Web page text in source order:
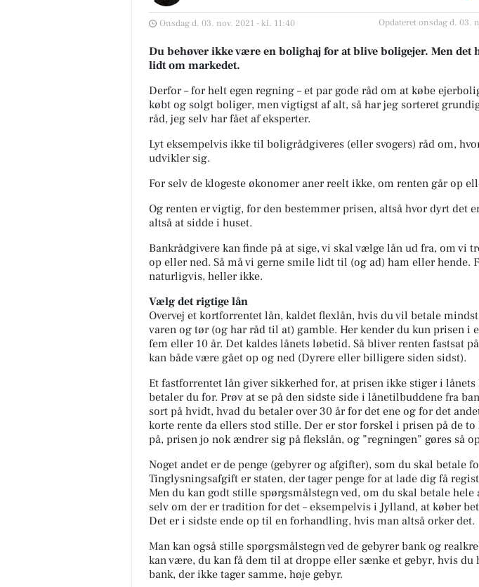
Onsdag d. 03. nov. 2021 - kl. 11:40 Opdateret onsdag d. 03.
Du behøver ikke være en bolighaj for at blive boligejer. Men det
lidt om markedet.
Derfor – for helt egen regning – et par gode råd om at købe
købt og solgt boliger, men vigtigst af alt, så har jeg sorteret
råd, jeg selv har fået af eksperter.
Lyt eksempelvis ikke til boligrådgiveres (eller svogers) råd om,
udvikler sig.
For selv de klogeste økonomer aner reelt ikke, om renten går op
Og renten er vigtig, for den bestemmer prisen, altså hvor dyrt det
altså at sidde i huset.
Bankrådgivere kan finde på at sige, vi skal vælge lån ud fra, om vi
op eller ned. Så må vi gerne smile lidt til (og ad) ham eller hende.
naturligvis, heller ikke.
Vælg det rigtige lån
Overvej et kortforrentet lån, kaldet flexlån, hvis du vil betale
varen og tør (og har råd til at) gamble. Her kender du kun prisen i
fem eller 10 år. Det kaldes lånets løbetid. Så bliver renten fastsat
kan både være gået op og ned (Dyrere eller billigere siden sidst).
Et fastforrentet lån giver sikkerhed for, at prisen ikke stiger i
betaler du for. Prøv at se på den sidste side i lånetilbuddene fra
sort på hvidt, hvad du betaler over 30 år for det ene og for det
korte rente da ellers stod stille. Der er stor forskel i prisen på de to
på, prisen jo nok ændrer sig på flekslån, og ”regningen” gøres så
Noget andet er de penge (gebyrer og afgifter), som du skal betale
Tinglysningsafgift er staten, der tager penge for at lade dig få
Men du kan godt stille spørgsmålstegn ved, om du skal betale hele
selv om der er tradition for det – eksempelvis i Jylland, at køber
Det er i sidste ende op til en forhandling, hvis man altså orker det.
Man kan også stille spørgsmålstegn ved de gebyrer bank og
kan være, du kan få dem til at droppe eller sænke et gebyr, hvis du
bank, der ikke tager samme, høje gebyr.